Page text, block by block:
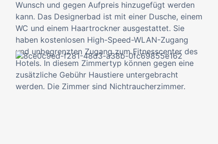
Wunsch und gegen Aufpreis hinzugefügt werden
kann. Das Designerbad ist mit einer Dusche, einem
WC und einem Haartrockner ausgestattet. Sie
haben kostenlosen High-Speed-WLAN-Zugang
und unbegrenzten Zugang zum Fitnesscenter des
Hotels. In diesem Zimmertyp können gegen eine
zusätzliche Gebühr Haustiere untergebracht
werden. Die Zimmer sind Nichtraucherzimmer.